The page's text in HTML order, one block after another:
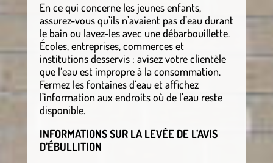
En ce qui concerne les jeunes enfants,
assurez-vous qu’ils n’avaient pas d’eau durant
le bain ou lavez-les avec une débarbouillette.
Écoles, entreprises, commerces et
institutions desservis : avisez votre clientèle
que l’eau est impropre à la consommation.
Fermez les fontaines d’eau et affichez
l’information aux endroits où de l’eau reste
disponible.
INFORMATIONS SUR LA LEVÉE DE L’AVIS
D’ÉBULLITION